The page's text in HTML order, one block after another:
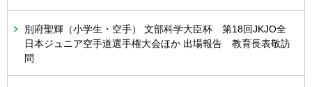
別府聖輝（小学生・空手） 文部科学大臣杯 第18回JKJO全
日本ジュニア空手道選手権大会ほか 出場報告 教育長表敬訪
問